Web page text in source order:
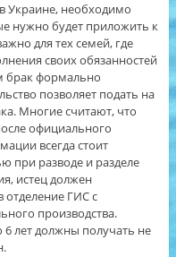
Украине, необходимо
нужно будет приложить к
для тех семей, где
своих обязанностей
брак формально
позволяет подать на
Многие считают, что
официального
всегда стоит
при разводе и разделе
истец должен
отделение ГИС с
производства.
6 лет должны получать не